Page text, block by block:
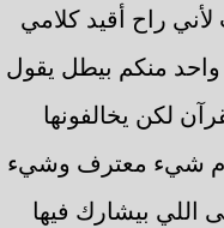
راح أقيد كلامي
واحد منكم بيطل يقول
لكن يخالفونها
شيء معترف وشيء
اللي بيشارك فيها